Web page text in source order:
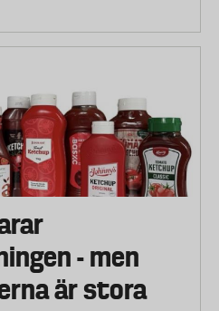
- men
är stora